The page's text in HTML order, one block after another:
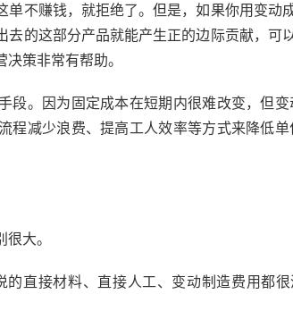
单不赚钱，就拒绝了。但是，如果你用变动
去的这部分产品就能产生正的边际贡献，可
策非常有帮助。
段。因为固定成本在短期内很难改变，但
程减少浪费、提高工人效率等方式来降低
大。
的直接材料、直接人工、变动制造费用都